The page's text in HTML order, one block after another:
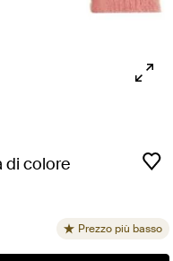
di colore
Prezzo più basso